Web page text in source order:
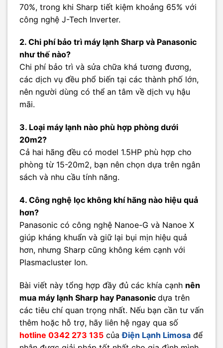
70%, trong khi Sharp tiết kiệm khoảng 65% với
công nghệ J-Tech Inverter.
2. Chi phí bảo trì máy lạnh Sharp và Panasonic
như thế nào?
Chi phí bảo trì và sửa chữa khá tương đương,
các dịch vụ đều phổ biến tại các thành phố lớn,
nên người dùng có thể an tâm về dịch vụ hậu
mãi.
3. Loại máy lạnh nào phù hợp phòng dưới
20m2?
Cả hai hãng đều có model 1.5HP phù hợp cho
phòng từ 15-20m2, bạn nên chọn dựa trên ngân
sách và nhu cầu tính năng.
4. Công nghệ lọc không khí hãng nào hiệu quả
hơn?
Panasonic có công nghệ Nanoe-G và Nanoe X
giúp kháng khuẩn và giữ lại bụi mịn hiệu quả
hơn, nhưng Sharp cũng không kém cạnh với
Plasmacluster Ion.
Bài viết này tổng hợp đầy đủ các khía cạnh nên
mua máy lạnh Sharp hay Panasonic dựa trên
các tiêu chí quan trọng nhất. Nếu bạn cần tư vấn
thêm hoặc hỗ trợ, hãy liên hệ ngay qua số
hotline 0342 273 135 củaĐiện Lạnh Limosa để